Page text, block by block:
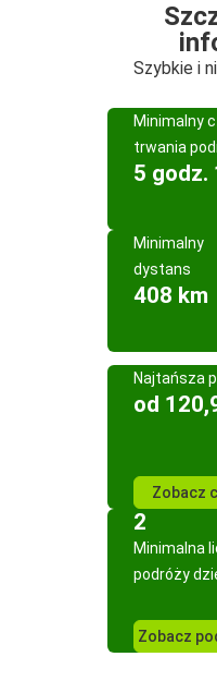
Szybkie i
Minimalny
trwania
5 godz.
Minimalny
dystans
408 km
Najtańsza
od
Zobacz
2
Minimalna
podróży
Zobacz